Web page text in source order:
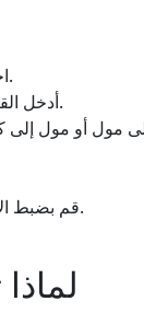
اختر نوع الحساب المطلوب باستخدام علامات التبويب.
أدخل القيم المطلوبة للحساب (الكتلة أو المولات أو الجزيئات).
مول أو مول إلى
قم بضبط الأماكن العشرية أو تفعيل التدوين العلمي إذا لزم الأمر.